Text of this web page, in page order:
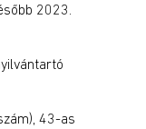
2023.
43-as